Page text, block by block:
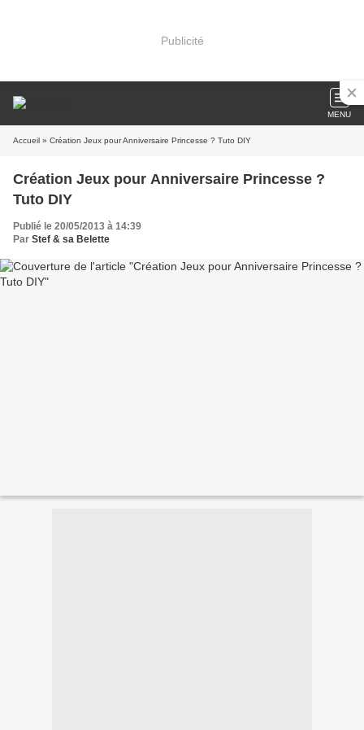
Publicité
MENU
Accueil » Création Jeux pour Anniversaire Princesse ? Tuto DIY
Création Jeux pour Anniversaire Princesse ?
Tuto DIY
Publié le 20/05/2013 à 14:39
Par Stef & sa Belette